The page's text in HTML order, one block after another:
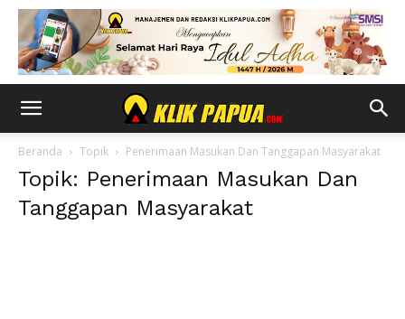
Beranda Topik Penerimaan Masukan Dan Tanggapan Masyarakat
Topik: Penerimaan Masukan Dan
Tanggapan Masyarakat